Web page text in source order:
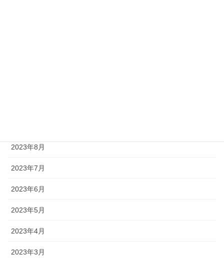
2023年8月
2023年7月
2023年6月
2023年5月
2023年4月
2023年3月